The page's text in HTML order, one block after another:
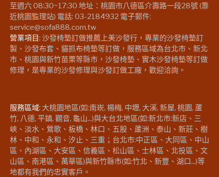
至週六 08:30~17:30 地址：桃園市八德區介壽路一段28號 (靠
近桃園監理站) 電話: 03-2184932 電子郵件:
service@sofa888.com.tw
營業項目: 沙發椅墊訂做推薦上美沙發行，專業的沙發椅墊訂
製、沙發布套、貓抓布椅墊等訂做，服務區域為台北市、新北
市、桃園與新竹苗栗等縣市，沙發椅墊、實木沙發椅墊等訂做
修理，是專業的沙發修理與沙發訂做工廠，歡迎洽詢。
服務區域: 大桃園地區(如:南崁, 楊梅, 中壢, 大溪, 新屋, 桃園, 蘆
竹, 八德, 平鎮, 觀音, 龜山...)與大台北地區(如:新北市:新店、三
峽、淡水、鶯歌、板橋、林口、五股、蘆洲、泰山、新莊、樹
林、中和、永和、汐止、三重；台北市:中正區、大同區、中山
區、內湖區、大安區、信義區、松山區、士林區、北投區、文
山區、南港區、萬華區)與新竹縣市(如:竹北、新豐、湖口...)等
地都有我們的忠實客戶。